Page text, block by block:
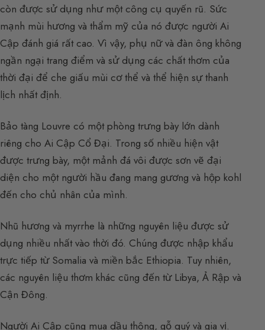
còn được sử dụng như một công cụ quyến rũ. Sức
mạnh mùi hương và thẩm mỹ của nó được người Ai
Cập đánh giá rất cao. Vì vậy, phụ nữ và đàn ông không
ngần ngại trang điểm và sử dụng các chất thơm của
thời đại để che giấu mùi cơ thể và thể hiện sự thanh
lịch nhất định.
Bảo tàng Louvre có một phòng trưng bày lớn dành
riêng cho Ai Cập Cổ Đại. Trong số nhiều hiện vật
được trưng bày, một mảnh đá vôi được sơn vẽ đại
diện cho một người hầu đang mang gương và hộp kohl
đến cho chủ nhân của mình.
Nhũ hương và myrrhe là những nguyên liệu được sử
dụng nhiều nhất vào thời đó. Chúng được nhập khẩu
trực tiếp từ Somalia và miền bắc Ethiopia. Tuy nhiên,
các nguyên liệu thơm khác cũng đến từ Libya, Ả Rập và
Cận Đông.
Người Ai Cập cũng mua dầu thông, gỗ quý và gia vị.